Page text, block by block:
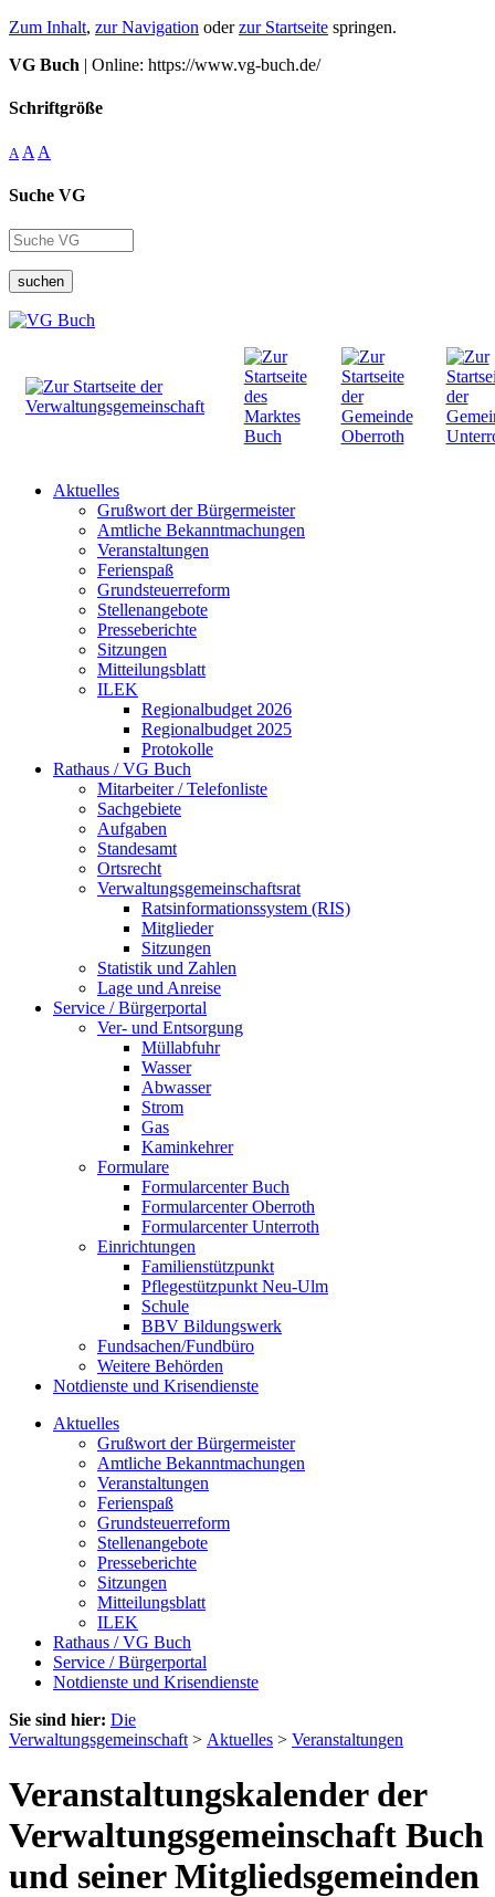
Zum Inhalt, zur Navigation oderzur Startseite springen.
VG Buch | Online: https://www.vg-buch.de/
Schriftgröße
A A A
Suche VG
suchen
Aktuelles
Grußwort der Bürgermeister
Amtliche Bekanntmachungen
Veranstaltungen
Ferienspaß
Grundsteuerreform
Stellenangebote
Presseberichte
Sitzungen
Mitteilungsblatt
ILEK
Regionalbudget 2026
Regionalbudget 2025
Protokolle
Rathaus / VG Buch
Mitarbeiter / Telefonliste
Sachgebiete
Aufgaben
Standesamt
Ortsrecht
Verwaltungsgemeinschaftsrat
Ratsinformationssystem (RIS)
Mitglieder
Sitzungen
Statistik und Zahlen
Lage und Anreise
Service / Bürgerportal
Ver- und Entsorgung
Müllabfuhr
Wasser
Abwasser
Strom
Gas
Kaminkehrer
Formulare
Formularcenter Buch
Formularcenter Oberroth
Formularcenter Unterroth
Einrichtungen
Familienstützpunkt
Pflegestützpunkt Neu-Ulm
Schule
BBV Bildungswerk
Fundsachen/Fundbüro
Weitere Behörden
Notdienste und Krisendienste
Aktuelles
Grußwort der Bürgermeister
Amtliche Bekanntmachungen
Veranstaltungen
Ferienspaß
Grundsteuerreform
Stellenangebote
Presseberichte
Sitzungen
Mitteilungsblatt
ILEK
Rathaus / VG Buch
Service / Bürgerportal
Notdienste und Krisendienste
Sie sind hier: Die
Verwaltungsgemeinschaft > Aktuelles > Veranstaltungen
Veranstaltungskalender der
Verwaltungsgemeinschaft Buch
und seiner Mitgliedsgemeinden